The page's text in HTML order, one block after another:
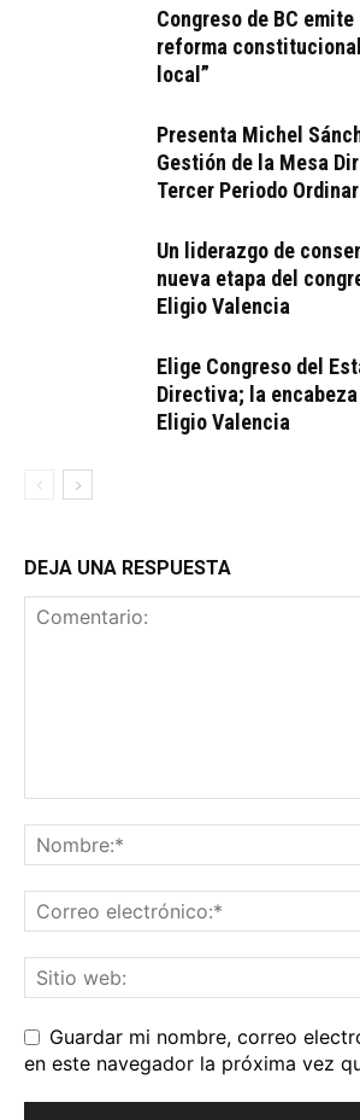
Congreso de BC
reforma
local”
Presenta Michel
Gestión de la Mesa
Tercer Periodo
Un liderazgo de
nueva etapa del
Eligio Valencia
Elige Congreso del
Directiva; la
Eligio Valencia
DEJA UNA RESPUESTA
Guardar mi nombre, correo
en este navegador la próxima vez